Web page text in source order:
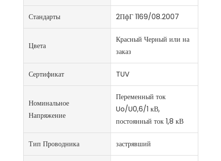
Стандарты 2ПфГ 1169/08.2007
Цвета
Красный Черный или на
заказ
Сертификат TUV
Номинальное
Напряжение
Переменный ток
Uo/U0,6/1 кВ,
постоянный ток 1,8 кВ
Тип Проводника застрявший